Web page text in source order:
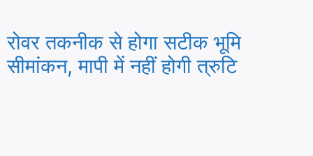
रोवर तकनीक से होगा सटीक भूमि
सीमांकन, मापी में नहीं होगी त्रुटि